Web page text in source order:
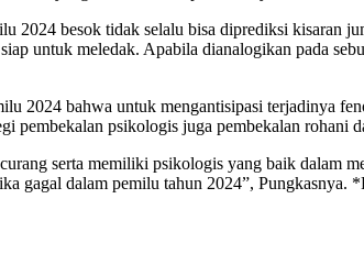
2024 besok tidak selalu bisa diprediksi kisaran
untuk meledak. Apabila dianalogikan pada
bahwa untuk mengantisipasi terjadinya
pembekalan psikologis juga pembekalan rohani
serta memiliki psikologis yang baik dalam
gagal dalam pemilu tahun 2024”, Pungkasnya.